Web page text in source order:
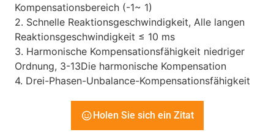
Kompensationsbereich (-1~ 1)
2. Schnelle Reaktionsgeschwindigkeit, Alle langen
Reaktionsgeschwindigkeit ≤ 10 ms
3. Harmonische Kompensationsfähigkeit niedriger
Ordnung, 3-13Die harmonische Kompensation
4. Drei-Phasen-Unbalance-Kompensationsfähigkeit
Holen Sie sich ein Zitat